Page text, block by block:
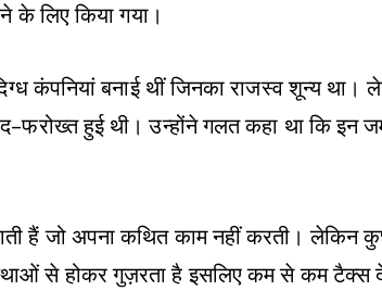
के लिए किया गया।
कंपनियां बनाई थीं जिनका राजस्व शून्य था।
फरोख्त हुई थी। उन्होंने गलत कहा था कि इन
हैं जो अपना कथित काम नहीं करती।
से होकर गुज़रता है इसलिए कम से कम टैक्स